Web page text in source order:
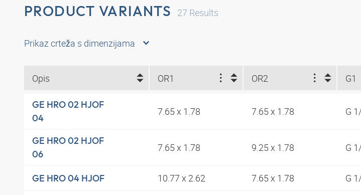
PRODUCT VARIANTS 27 Results
Prikaz crteža s dimenzijama
Opis OR1 OR2 G1
GE HRO 02 HJOF
04
7.65 x 1.78 7.65 x 1.78 G
GE HRO 02 HJOF
06
7.65 x 1.78 9.25 x 1.78 G
GE HRO 04 HJOF 10.77 x 2.62 7.65 x 1.78 G